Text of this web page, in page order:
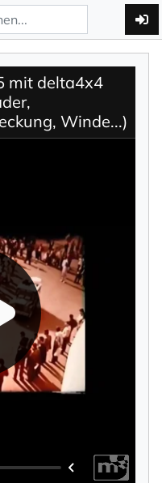
mit delta4x4
Winde...)